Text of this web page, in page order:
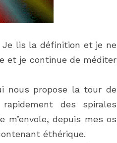
Je lis la définition et je ne
et je continue de méditer
nous propose la tour de
des spirales
depuis mes os
éthérique.